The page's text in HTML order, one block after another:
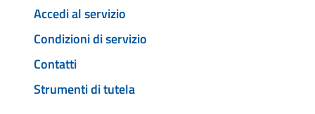
Accedi al servizio
Condizioni di servizio
Contatti
Strumenti di tutela